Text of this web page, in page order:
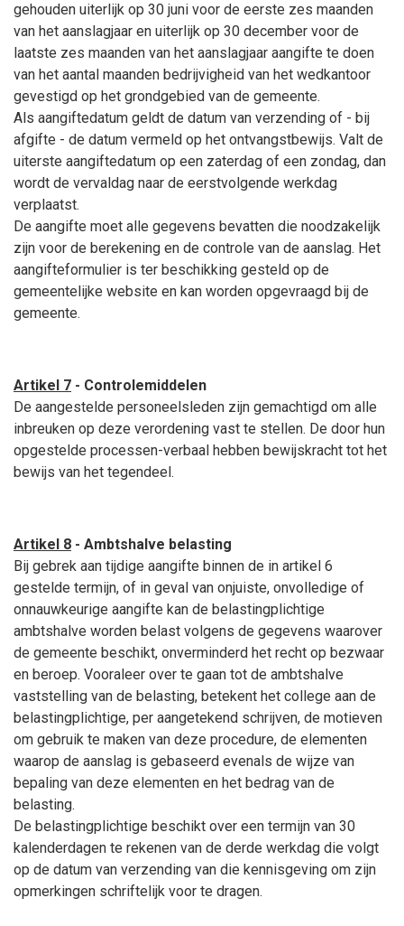
gehouden uiterlijk op 30 juni voor de eerste zes maanden
van het aanslagjaar en uiterlijk op 30 december voor de
laatste zes maanden van het aanslagjaar aangifte te doen
van het aantal maanden bedrijvigheid van het wedkantoor
gevestigd op het grondgebied van de gemeente.
Als aangiftedatum geldt de datum van verzending of - bij
afgifte - de datum vermeld op het ontvangstbewijs. Valt de
uiterste aangiftedatum op een zaterdag of een zondag, dan
wordt de vervaldag naar de eerstvolgende werkdag
verplaatst.
De aangifte moet alle gegevens bevatten die noodzakelijk
zijn voor de berekening en de controle van de aanslag. Het
aangifteformulier is ter beschikking gesteld op de
gemeentelijke website en kan worden opgevraagd bij de
gemeente.
Artikel 7 - Controlemiddelen
De aangestelde personeelsleden zijn gemachtigd om alle
inbreuken op deze verordening vast te stellen. De door hun
opgestelde processen-verbaal hebben bewijskracht tot het
bewijs van het tegendeel.
Artikel 8 - Ambtshalve belasting
Bij gebrek aan tijdige aangifte binnen de in artikel 6
gestelde termijn, of in geval van onjuiste, onvolledige of
onnauwkeurige aangifte kan de belastingplichtige
ambtshalve worden belast volgens de gegevens waarover
de gemeente beschikt, onverminderd het recht op bezwaar
en beroep. Vooraleer over te gaan tot de ambtshalve
vaststelling van de belasting, betekent het college aan de
belastingplichtige, per aangetekend schrijven, de motieven
om gebruik te maken van deze procedure, de elementen
waarop de aanslag is gebaseerd evenals de wijze van
bepaling van deze elementen en het bedrag van de
belasting.
De belastingplichtige beschikt over een termijn van 30
kalenderdagen te rekenen van de derde werkdag die volgt
op de datum van verzending van die kennisgeving om zijn
opmerkingen schriftelijk voor te dragen.